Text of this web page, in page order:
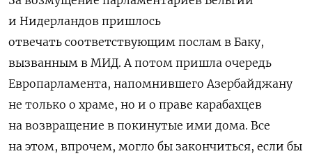
и Нидерландов пришлось
отвечать соответствующим послам в Баку,
вызванным в МИД. А потом пришла очередь
Европарламента, напомнившего Азербайджану
не только о храме, но и о праве карабахцев
на возвращение в покинутые ими дома. Все
на этом, впрочем, могло бы закончиться, если бы